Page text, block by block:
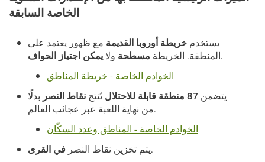
الخاصة السابقة
يستخدم خريطة أوروبا القديمة مع ظهور يعتمد على
المنطقة. الخريطة مسطحة ولايمكن اجتياز الحواف
.
الخوادم الخاصة - خريطة المناطق
يتضمن 87 منطقة قابلة للاحتلال تُنتج نقاط النصر بدلًا
من نهاية اللعبة عبر عجائب العالم.
الخوادم الخاصة - المناطق وعدد السكّان
يتم تخزين نقاط النصر في القرى
.